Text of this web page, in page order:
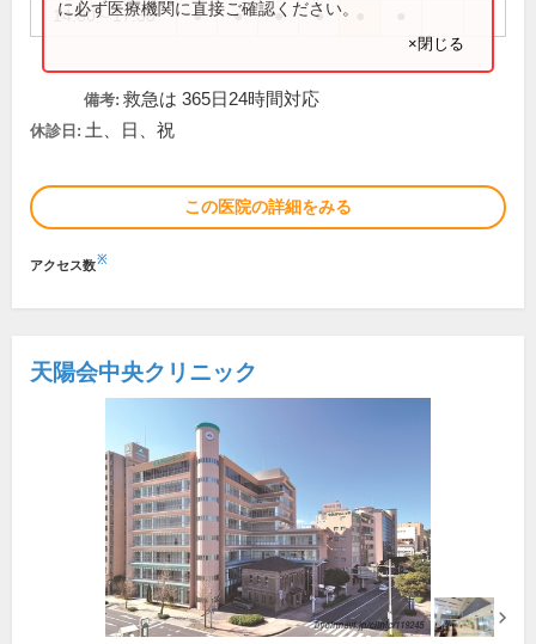
14:00～17:30 ● ● ● ●
に必ず医療機関に直接ご確認ください。
×閉じる
備考: 救急は 365日24時間対応
休診日: 土、日、祝
この医院の詳細をみる
アクセス数※
天陽会中央クリニック